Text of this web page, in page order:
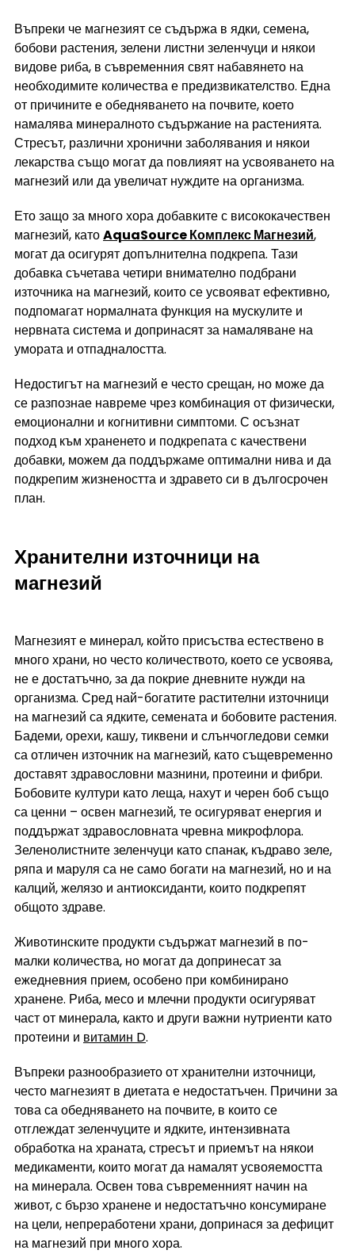
Въпреки че магнезият се съдържа в ядки, семена,
бобови растения, зелени листни зеленчуци и някои
видове риба, в съвременния свят набавянето на
необходимите количества е предизвикателство. Една
от причините е обедняването на почвите, което
намалява минералното съдържание на растенията.
Стресът, различни хронични заболявания и някои
лекарства също могат да повлияят на усвояването на
магнезий или да увеличат нуждите на организма.
Ето защо за много хора добавките с висококачествен
магнезий, като AquaSource Комплекс Магнезий,
могат да осигурят допълнителна подкрепа. Тази
добавка съчетава четири внимателно подбрани
източника на магнезий, които се усвояват ефективно,
подпомагат нормалната функция на мускулите и
нервната система и допринасят за намаляване на
умората и отпадналостта.
Недостигът на магнезий е често срещан, но може да
се разпознае навреме чрез комбинация от физически,
емоционални и когнитивни симптоми. С осъзнат
подход към храненето и подкрепата с качествени
добавки, можем да поддържаме оптимални нива и да
подкрепим жизнеността и здравето си в дългосрочен
план.
Хранителни източници на
магнезий
Магнезият е минерал, който присъства естествено в
много храни, но често количеството, което се усвоява,
не е достатъчно, за да покрие дневните нужди на
организма. Сред най-богатите растителни източници
на магнезий са ядките, семената и бобовите растения.
Бадеми, орехи, кашу, тиквени и слънчогледови семки
са отличен източник на магнезий, като същевременно
доставят здравословни мазнини, протеини и фибри.
Бобовите култури като леща, нахут и черен боб също
са ценни – освен магнезий, те осигуряват енергия и
поддържат здравословната чревна микрофлора.
Зеленолистните зеленчуци като спанак, къдраво зеле,
ряпа и маруля са не само богати на магнезий, но и на
калций, желязо и антиоксиданти, които подкрепят
общото здраве.
Животинските продукти съдържат магнезий в по-
малки количества, но могат да допринесат за
ежедневния прием, особено при комбинирано
хранене. Риба, месо и млечни продукти осигуряват
част от минерала, както и други важни нутриенти като
протеини и витамин D.
Въпреки разнообразието от хранителни източници,
често магнезият в диетата е недостатъчен. Причини за
това са обедняването на почвите, в които се
отглеждат зеленчуците и ядките, интензивната
обработка на храната, стресът и приемът на някои
медикаменти, които могат да намалят усвояемостта
на минерала. Освен това съвременният начин на
живот, с бързо хранене и недостатъчно консумиране
на цели, непреработени храни, допринася за дефицит
на магнезий при много хора.